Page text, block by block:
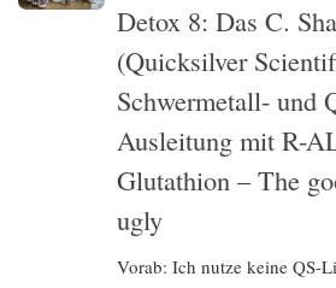
Detox 8: Das C.
(Quicksilver
Schwermetall- und
Ausleitung mit R-
Glutathion – The
ugly
Vorab: Ich nutze keine QS-